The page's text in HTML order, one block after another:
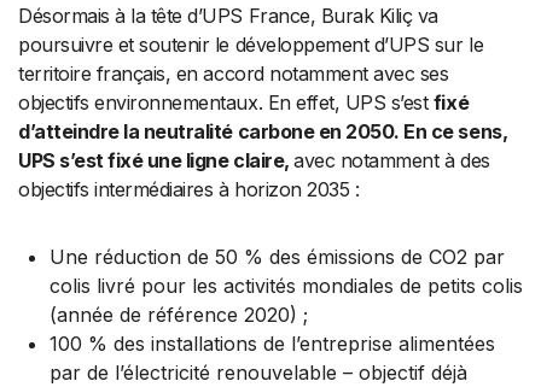
Désormais à la tête d’UPS France, Burak Kiliç va
poursuivre et soutenir le développement d’UPS sur le
territoire français, en accord notamment avec ses
objectifs environnementaux. En effet, UPS s’est fixé
d’atteindre la neutralité carbone en 2050. En ce sens,
UPS s’est fixé une ligne claire,avec notamment à des
objectifs intermédiaires à horizon 2035 :
Une réduction de 50 % des émissions de CO2 par
colis livré pour les activités mondiales de petits colis
(année de référence 2020) ;
100 % des installations de l’entreprise alimentées
par de l’électricité renouvelable – objectif déjà